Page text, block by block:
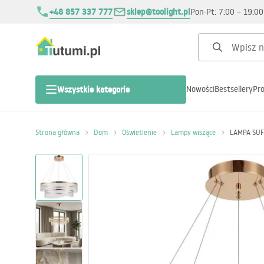
+48 857 337 777 sklep@toolight.plPon-Pt: 7:00 – 19:00
Wszystkie kategorie
Dom
Boże Narodzenie
Salon
Sypialnia
Kuchnia Łazienka
NowościBestsellery
Strona główna Dom Oświetlenie Lampy wiszące LAMPA